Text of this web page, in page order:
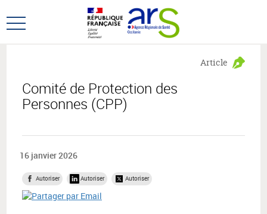
au
menu
au
contenu
Ouvrir
Comité de Protection des
Personnes (CPP)
Article
16 janvier 2026
Autoriser Autoriser Autoriser